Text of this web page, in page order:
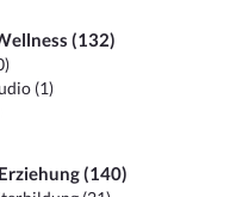
(132)
(1)
(140)